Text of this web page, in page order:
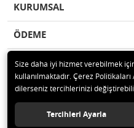
KURUMSAL
ÖDEME
İLETİŞİM
© 2020 Avize
Size daha iyi hizmet verebilmek
kullanılmaktadır. Çerez
dilerseniz tercihlerinizi
Tercihleri Ayarla